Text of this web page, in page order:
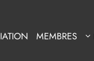
MEMBRES